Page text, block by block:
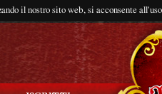
il nostro sito web, si acconsente